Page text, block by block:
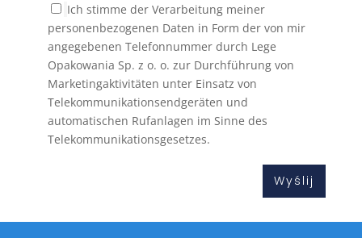
Ich stimme der Verarbeitung meiner
personenbezogenen Daten in Form der von mir
angegebenen Telefonnummer durch Lege
Opakowania Sp. z o. o. zur Durchführung von
Marketingaktivitäten unter Einsatz von
Telekommunikationsendgeräten und
automatischen Rufanlagen im Sinne des
Telekommunikationsgesetzes.